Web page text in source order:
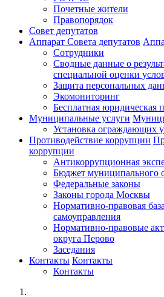
Почетные жители
Правопорядок
Совет депутатов
Аппарат Совета депутатов
Сотрудники
Сводные данные о
специальной оценки
Защита персональных
Экомониторинг
Бесплатная юридическая
Муниципальные услуги
Установка ограждающих
Противодействие коррупции
коррупции
Антикоррупционная
Бюджет муниципального
Федеральные законы
Законы города Москвы
Нормативно-правовая
самоуправления
Нормативно-правовые
округа Перово
Заседания
Контакты Контакты
Контакты